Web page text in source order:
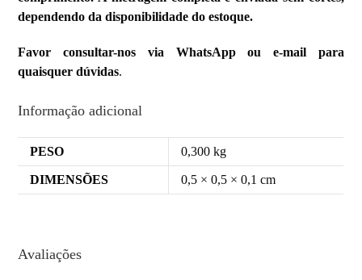
dependendo da disponibilidade do estoque.
Favor consultar-nos via WhatsApp ou e-mail para
quaisquer dúvidas.
Informação adicional
PESO 0,300 kg
DIMENSÕES 0,5 × 0,5 × 0,1 cm
Avaliações